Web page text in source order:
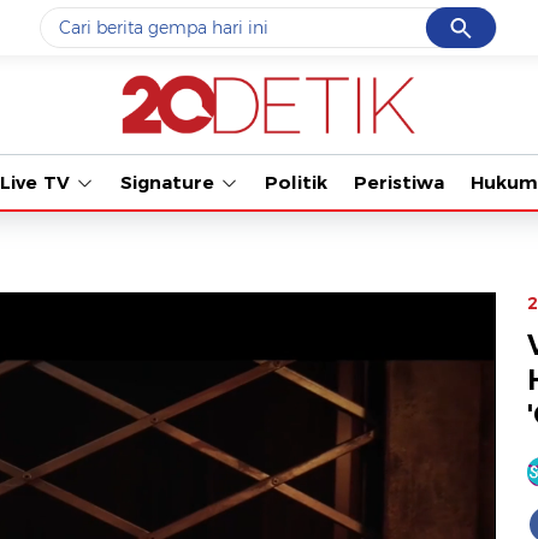
Cancel
Yang sedang ramai dicari
data live draw sgp
#3prabowo
#5gempa hari ini
Promoted
Terakhir yang dicari
Loading...
Tonton
Live TV Signature Politik Peristiwa Hukum